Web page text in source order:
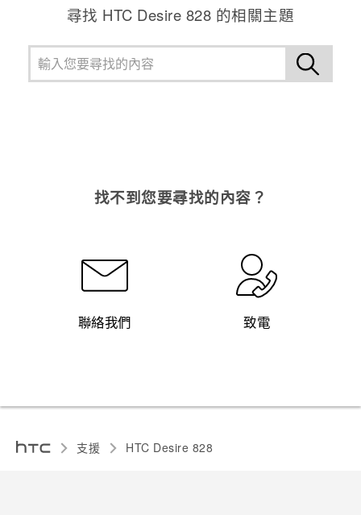
尋找 HTC Desire 828 的相關主題
找不到您要尋找的內容？
聯絡我們 致電
支援 HTC Desire 828‎